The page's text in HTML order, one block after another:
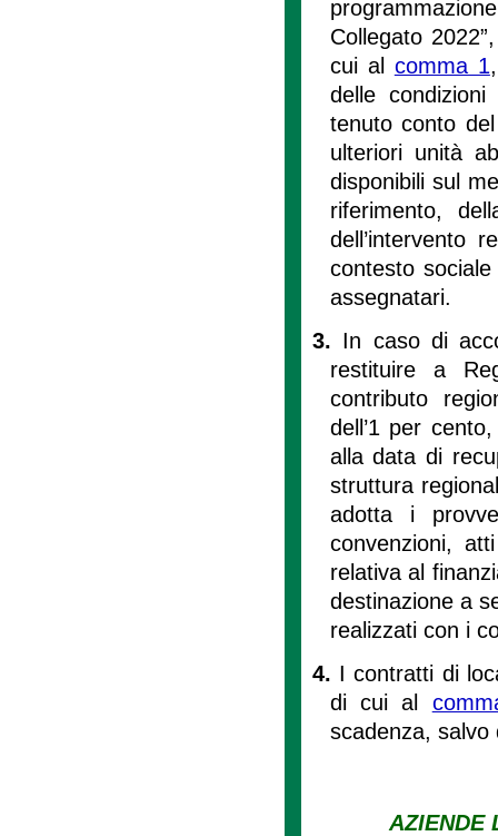
Collegato
cui al comma 1
delle
tenuto conto
ulteriori unità
disponibili sul
riferimento,
dell’intervento
contesto
assegnatari.
3. In caso di
restituire a
contributo
dell’1 per
alla data di
struttura
adotta i
convenzioni,
relativa al
destinazione a
realizzati con i
4. I contratti di
di cui al
scadenza, salvo
AZIENDE